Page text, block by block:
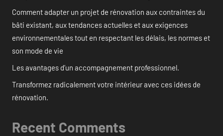
Comment adapter un projet de rénovation aux contraintes du
bâti existant, aux tendances actuelles et aux exigences
environnementales tout en respectant les délais, les normes et
son mode de vie
Les avantages d’un accompagnement professionnel.
Transformez radicalement votre intérieur avec ces idées de
rénovation.
Recent Comments